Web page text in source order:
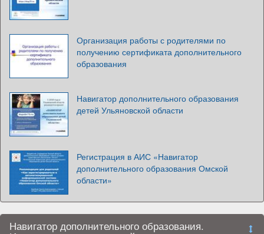
Организация работы с родителями по
получению сертификата дополнительного
образования
Навигатор дополнительного образования
детей Ульяновской области
Регистрация в АИС «Навигатор
дополнительного образования Омской
области»
Навигатор дополнительного образования.